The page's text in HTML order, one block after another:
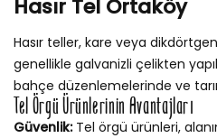
Hasır Tel Ortaköy
Hasır teller, kare veya
genellikle galvanizli çelikten
bahçe düzenlemelerinde ve
Tel Örgü Ürünlerinin Avantajları
Güvenlik:Tel örgü ürünleri,